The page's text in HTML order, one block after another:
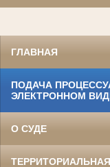
ГЛАВНАЯ
ПОДАЧА
ЭЛЕКТРОННОМ
О СУДЕ